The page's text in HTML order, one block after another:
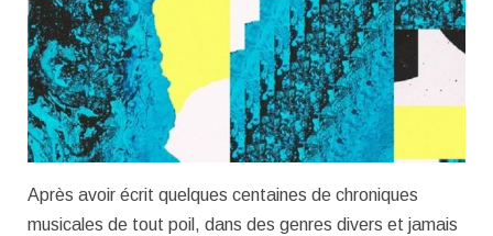
Après avoir écrit quelques centaines de chroniques
musicales de tout poil, dans des genres divers et jamais